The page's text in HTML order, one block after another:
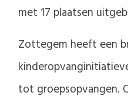
met 17 plaatsen
Zottegem heeft een
tot groepsopvangen.